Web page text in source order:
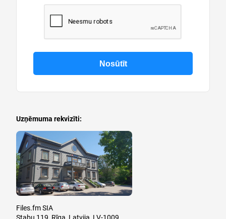
Uzņēmuma rekvizīti:
Files.fm SIA